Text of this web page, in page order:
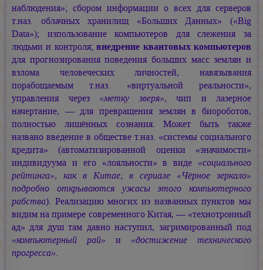
наблюдения»; сбором информации о всех для серверов
т.наз. облачных хранилищ «Больших Данных» («Big
Data»); изпользование компьютеров для слежения за
людьми и контроля;внедрение квантовых компьютеров
для прогнозирования поведения больших масс землян и
взлома человеческих личностей, навязывания
порабощаемым т.наз. «виртуальной реальности»,
управления через «метку зверя», чип и лазерное
начертание, — для превращения землян в биороботов,
полностью лишённых сознания. Может быть также
названо введение в обществе т.наз. «системы социального
кредита» (автоматизированной оценки «значимости»
индивидуума и его «лояльности» в виде «социального
рейтинга», как в Китае; в сериале «Чёрное зеркало»
подробно открываются ужасы этого компьютерного
рабства). Реализацию многих из названных пунктов мы
видим на примере современного Китая, — «технотронный
ад» для душ там давно наступил, загримированный под
«компьютерный рай» и «достижение технического
прогресса».